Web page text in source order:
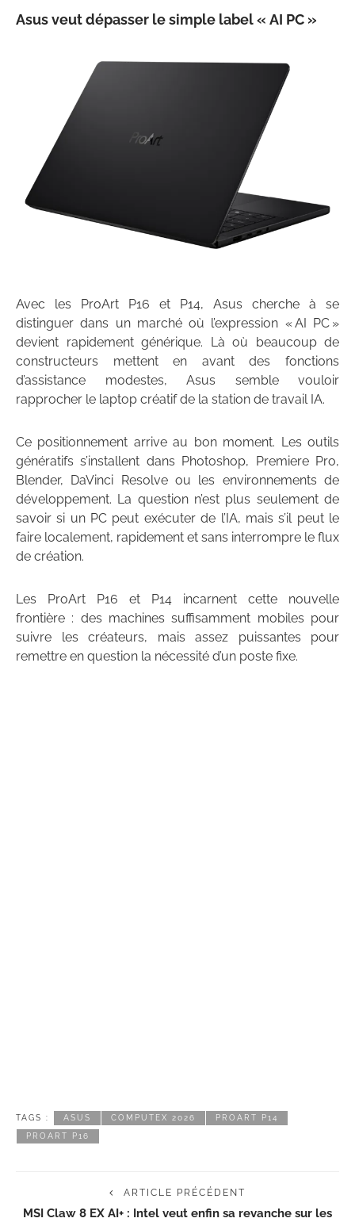
Asus veut dépasser le simple label « AI PC »
Avec les ProArt P16 et P14, Asus cherche à se
distinguer dans un marché où l’expression « AI PC »
devient rapidement générique. Là où beaucoup de
constructeurs mettent en avant des fonctions
d’assistance modestes, Asus semble vouloir
rapprocher le laptop créatif de la station de travail IA.
Ce positionnement arrive au bon moment. Les outils
génératifs s’installent dans Photoshop, Premiere Pro,
Blender, DaVinci Resolve ou les environnements de
développement. La question n’est plus seulement de
savoir si un PC peut exécuter de l’IA, mais s’il peut le
faire localement, rapidement et sans interrompre le flux
de création.
Les ProArt P16 et P14 incarnent cette nouvelle
frontière : des machines suffisamment mobiles pour
suivre les créateurs, mais assez puissantes pour
remettre en question la nécessité d’un poste fixe.
TAGS : ASUS COMPUTEX 2026 PROART P14
PROART P16
ARTICLE PRÉCÉDENT
MSI Claw 8 EX AI+ : Intel veut enfin sa revanche sur les